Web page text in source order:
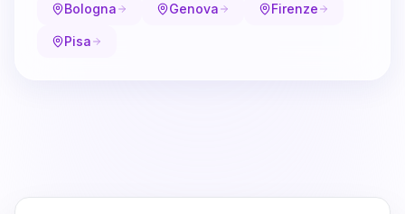
Bologna Genova Firenze
Pisa